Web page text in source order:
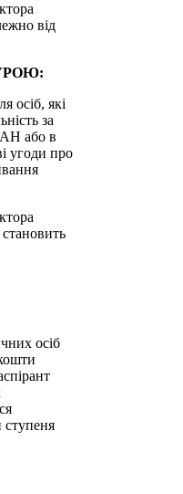
від
осіб, які
за
або в
угоди про
осіб
ступеня